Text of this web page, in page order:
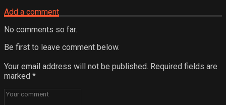
Add a comment
No comments so far.
Be first to leave comment below.
Your email address will not be published. Required fields are
marked *